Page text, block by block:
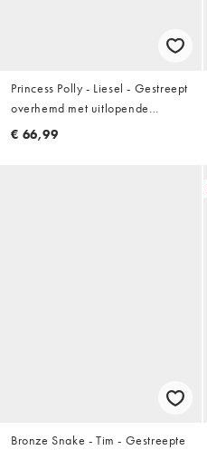
Princess Polly - Liesel - Gestreept
overhemd met uitlopende
mouwen en gesmokte details in
€ 66,99
Bronze Snake - Tim - Gestreepte